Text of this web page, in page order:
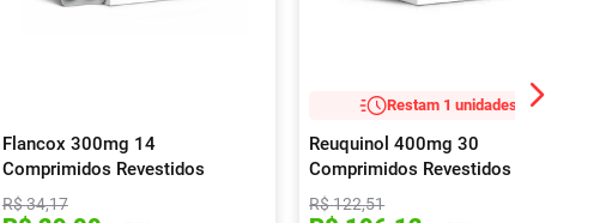
Flancox 300mg 14
Comprimidos Revestidos
R$34,17
Restam 1 unidades!
Reuquinol 400mg 30
Comprimidos Revestidos
R$122,51